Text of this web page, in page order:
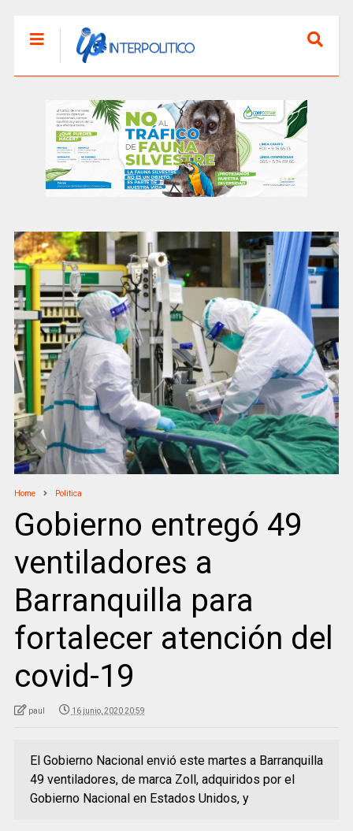
Home Politica
Gobierno entregó 49
ventiladores a
Barranquilla para
fortalecer atención del
covid-19
paul 16 junio, 2020 20:59
El Gobierno Nacional envió este martes a Barranquilla
49 ventiladores, de marca Zoll, adquiridos por el
Gobierno Nacional en Estados Unidos, y